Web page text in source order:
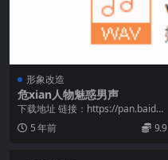
形象改造
危xian人物魅惑男声
下载地址 链接：https://pan.baidu.
com/s/1_atqJPm...
5 年前 9.9